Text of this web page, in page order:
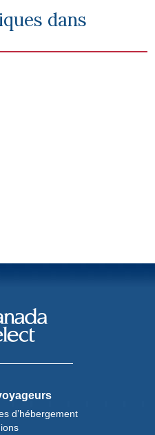
dans
d’hébergement